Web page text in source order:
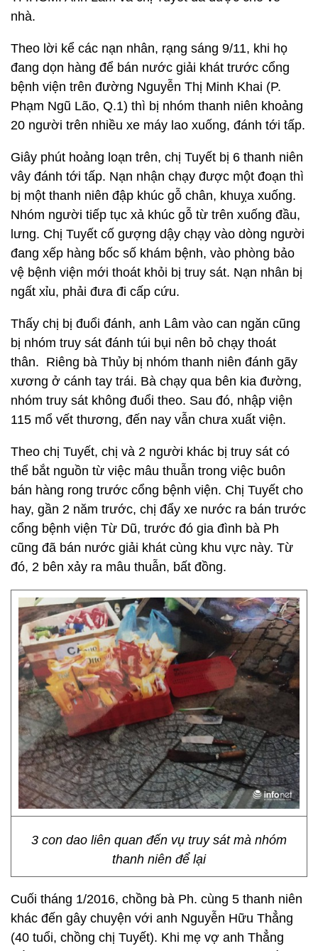
nhà.
Theo lời kể các nạn nhân, rạng sáng 9/11, khi họ
đang dọn hàng để bán nước giải khát trước cổng
bệnh viện trên đường Nguyễn Thị Minh Khai (P.
Phạm Ngũ Lão, Q.1) thì bị nhóm thanh niên khoảng
20 người trên nhiều xe máy lao xuống, đánh tới tấp.
Giây phút hoảng loạn trên, chị Tuyết bị 6 thanh niên
vây đánh tới tấp. Nạn nhận chạy được một đoạn thì
bị một thanh niên đập khúc gỗ chân, khuỵa xuống.
Nhóm người tiếp tục xả khúc gỗ từ trên xuống đầu,
lưng. Chị Tuyết cố gượng dậy chạy vào dòng người
đang xếp hàng bốc số khám bệnh, vào phòng bảo
vệ bệnh viện mới thoát khỏi bị truy sát. Nạn nhân bị
ngất xỉu, phải đưa đi cấp cứu.
Thấy chị bị đuổi đánh, anh Lâm vào can ngăn cũng
bị nhóm truy sát đánh túi bụi nên bỏ chạy thoát
thân. Riêng bà Thủy bị nhóm thanh niên đánh gãy
xương ở cánh tay trái. Bà chạy qua bên kia đường,
nhóm truy sát không đuổi theo. Sau đó, nhập viện
115 mổ vết thương, đến nay vẫn chưa xuất viện.
Theo chị Tuyết, chị và 2 người khác bị truy sát có
thể bắt nguồn từ việc mâu thuẫn trong việc buôn
bán hàng rong trước cổng bệnh viện. Chị Tuyết cho
hay, gần 2 năm trước, chị đẩy xe nước ra bán trước
cổng bệnh viện Từ Dũ, trước đó gia đình bà Ph
cũng đã bán nước giải khát cùng khu vực này. Từ
đó, 2 bên xảy ra mâu thuẫn, bất đồng.
3 con dao liên quan đến vụ truy sát mà nhóm
thanh niên để lại
Cuối tháng 1/2016, chồng bà Ph. cùng 5 thanh niên
khác đến gây chuyện với anh Nguyễn Hữu Thẳng
(40 tuổi, chồng chị Tuyết). Khi mẹ vợ anh Thẳng